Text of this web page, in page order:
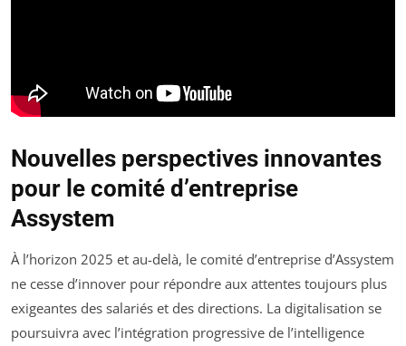
Nouvelles perspectives innovantes
pour le comité d’entreprise
Assystem
À l’horizon 2025 et au-delà, le comité d’entreprise d’Assystem
ne cesse d’innover pour répondre aux attentes toujours plus
exigeantes des salariés et des directions. La digitalisation se
poursuivra avec l’intégration progressive de l’intelligence